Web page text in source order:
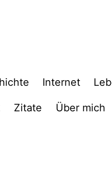
Internet
Zitate Über mich